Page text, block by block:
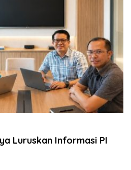
Luruskan Informasi PI